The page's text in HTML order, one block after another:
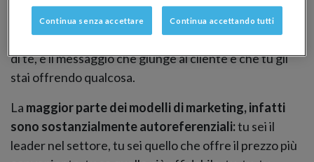
Fase C: il cliente ottiene un risultato
In questa dinamica, il marketing è tutto incentrato su
di te, e il messaggio che giunge al cliente è che tu gli
stai offrendo qualcosa.
La maggior parte dei modelli di marketing, infatti
sono sostanzialmente autoreferenziali:tu sei il
leader nel settore, tu sei quello che offre il prezzo più
Continua senza accettare Continua accettando tutti